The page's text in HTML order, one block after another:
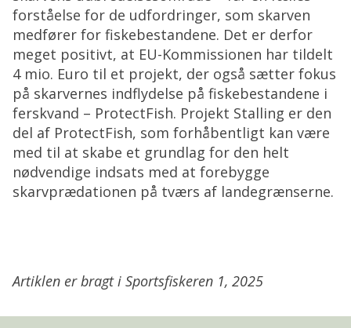
forståelse for de udfordringer, som skarven
medfører for fiskebestandene. Det er derfor
meget positivt, at EU-Kommissionen har tildelt
4 mio. Euro til et projekt, der også sætter fokus
på skarvernes indflydelse på fiskebestandene i
ferskvand – ProtectFish. Projekt Stalling er den
del af ProtectFish, som forhåbentligt kan være
med til at skabe et grundlag for den helt
nødvendige indsats med at forebygge
skarvprædationen på tværs af landegrænserne.
Artiklen er bragt i Sportsfiskeren 1, 2025